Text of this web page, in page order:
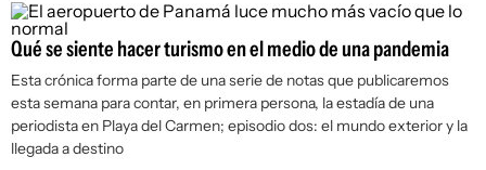
Qué se siente hacer turismo en el medio de una pandemia
Esta crónica forma parte de una serie de notas que publicaremos
esta semana para contar, en primera persona, la estadía de una
periodista en Playa del Carmen; episodio dos: el mundo exterior y la
llegada a destino